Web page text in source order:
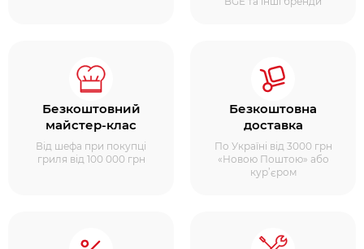
Безкоштовний
майстер-клас
Від шефа при покупці
гриля від 100 000 грн
Безкоштовна
доставка
По Україні від 3000 грн
«Новою Поштою» або
кур’єром